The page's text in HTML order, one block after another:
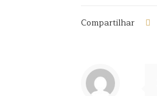
Compartilhar